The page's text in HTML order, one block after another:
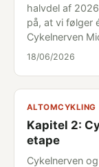
halvdel af
på, at vi følger
Cykelnerven
18/06/2026
ALTOMCYKLING
Kapitel 2:
etape
Cykelnerven